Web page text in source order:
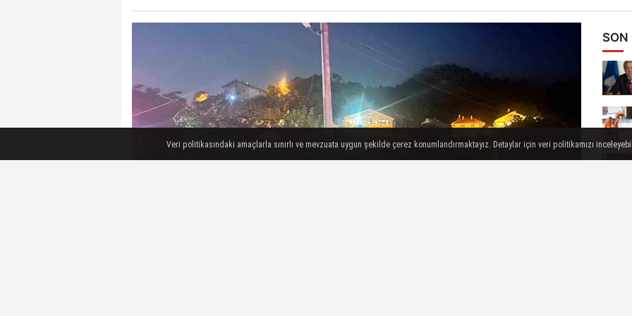
SON
Veri politikasındaki amaçlarla sınırlı ve mevzuata uygun şekilde çerez konumlandırmaktayız. Detaylar için veri politikamızı